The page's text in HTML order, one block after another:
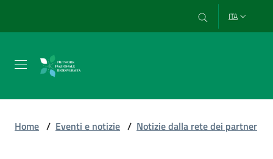
ITA
Chi
Home / Eventi e notizie / Notizie dalla rete dei partner